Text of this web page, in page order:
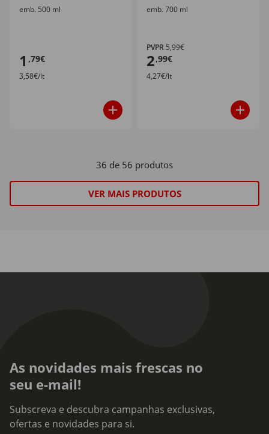
emb. 500 ml
1 ,79€
3,58€/lt
emb. 700 ml
PVPR 5,99€
2,99€
4,27€/lt
36 de 56 produtos
VER MAIS PRODUTOS
As novidades mais frescas no
seu e-mail!
Subscreva e descubra campanhas exclusivas,
ofertas e novidades para si.